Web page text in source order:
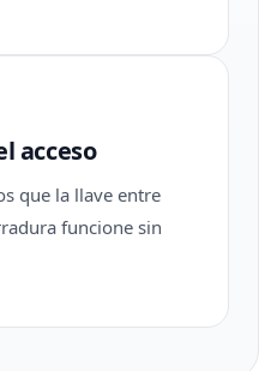
acceso
que la llave entre
funcione sin